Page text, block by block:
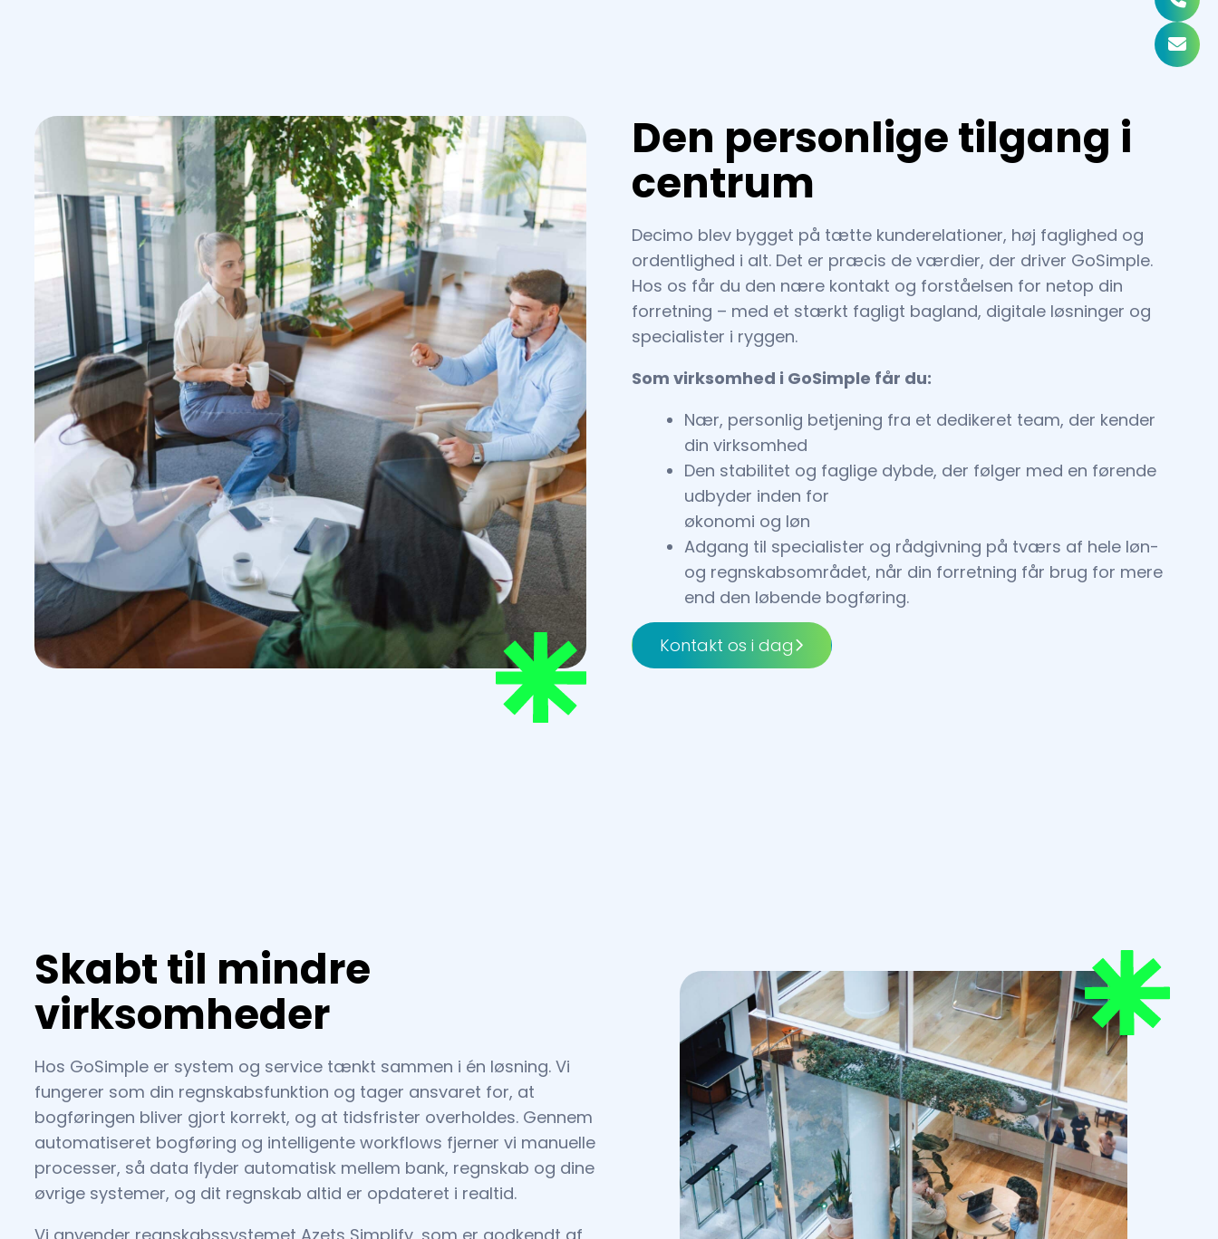
Den personlige tilgang i
centrum
Decimo blev bygget på tætte kunderelationer, høj faglighed og
ordentlighed i alt. Det er præcis de værdier, der driver GoSimple.
Hos os får du den nære kontakt og forståelsen for netop din
forretning – med et stærkt fagligt bagland, digitale løsninger og
specialister i ryggen.
Som virksomhed i GoSimple får du:
Nær, personlig betjening fra et dedikeret team, der kender
din virksomhed
Den stabilitet og faglige dybde, der følger med en førende
udbyder inden for
økonomi og løn
Adgang til specialister og rådgivning på tværs af hele løn-
og regnskabsområdet, når din forretning får brug for mere
end den løbende bogføring.
Kontakt os i dag
Skabt til mindre
virksomheder
Hos GoSimple er system og service tænkt sammen i én løsning. Vi
fungerer som din regnskabsfunktion og tager ansvaret for, at
bogføringen bliver gjort korrekt, og at tidsfrister overholdes. Gennem
automatiseret bogføring og intelligente workflows fjerner vi manuelle
processer, så data flyder automatisk mellem bank, regnskab og dine
øvrige systemer, og dit regnskab altid er opdateret i realtid.